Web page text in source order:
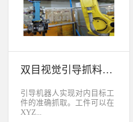
双目视觉引导抓料系统
引导机器人实现对内目标工
件的准确抓取。工件可以在
XYZ...